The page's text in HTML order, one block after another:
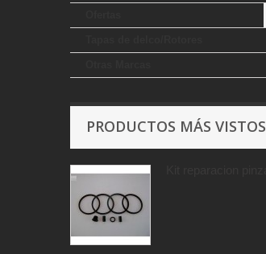
PRODUCTOS MÁS VISTOS